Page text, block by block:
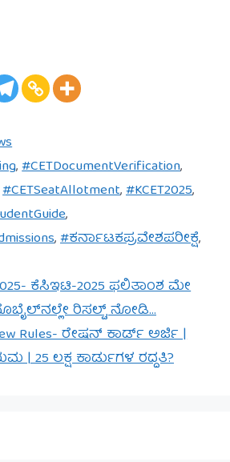
,#CETDocumentVerification,
#CETSeatAllotment,#KCET2025,
,
,#ಕರ್ನಾಟಕಪ್ರವೇಶಪರೀಕ್ಷೆ,
ಕೆಸಿಇಟಿ-2025 ಫಲಿತಾಂಶ ಮೇ
ರಿಸಲ್ಟ್ ನೋಡಿ…
Rules- ರೇಷನ್ ಕಾರ್ಡ್ ಅರ್ಜಿ |
| 25 ಲಕ್ಷ ಕಾರ್ಡುಗಳ ರದ್ದತಿ?